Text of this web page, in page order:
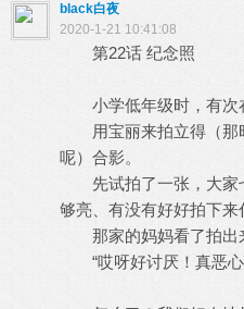
black白夜
2020-1-21 10:41:08
第22话 纪念照
小学低年级时，有次
用宝丽来拍立得（那
呢）合影。
先试拍了一张，大家
够亮、有没有好好拍下来
那家的妈妈看了拍出
“哎呀好讨厌！真恶心